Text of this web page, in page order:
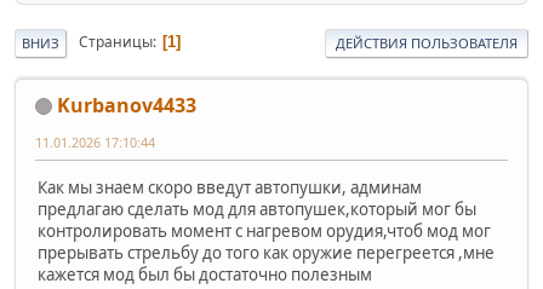
ВНИЗ Страницы 1 ДЕЙСТВИЯ ПОЛЬЗОВАТЕЛЯ
Kurbanov4433
11.01.2026 17:10:44
Как мы знаем скоро введут автопушки, админам
предлагаю сделать мод для автопушек,который мог бы
контролировать момент с нагревом орудия,чтоб мод мог
прерывать стрельбу до того как оружие перегреется ,мне
кажется мод был бы достаточно полезным